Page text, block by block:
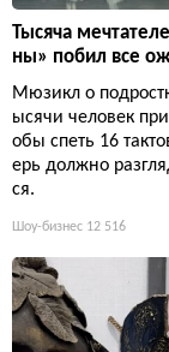
Тысяча
ны» побил все
Мюзикл о
ысячи человек
обы спеть 16
ерь должно
ся.
Шоу-бизнес 12 516